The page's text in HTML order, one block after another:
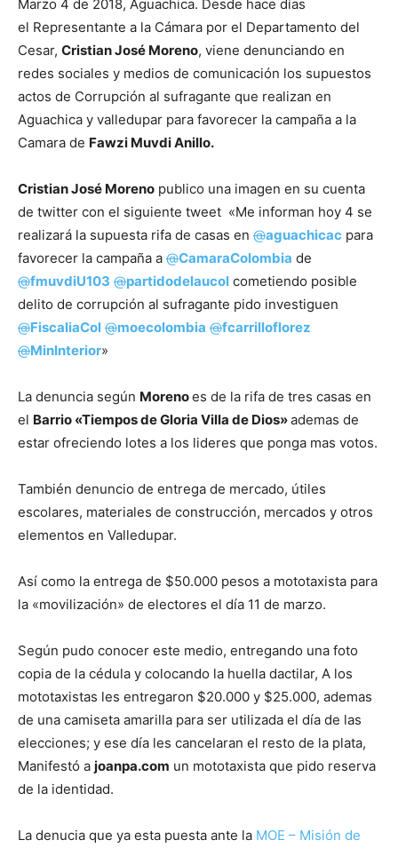
Marzo 4 de 2018, Aguachica. Desde hace días
el Representante a la Cámara por el Departamento del
Cesar, Cristian José Moreno, viene denunciando en
redes sociales y medios de comunicación los supuestos
actos de Corrupción al sufragante que realizan en
Aguachica y valledupar para favorecer la campaña a la
Camara de Fawzi Muvdi Anillo.
Cristian José Moreno publico una imagen en su cuenta
de twitter con el siguiente tweet «Me informan hoy 4 se
realizará la supuesta rifa de casas en @aguachicac para
favorecer la campaña a @CamaraColombia de
@fmuvdiU103 @partidodelaucol cometiendo posible
delito de corrupción al sufragante pido investiguen
@FiscaliaCol @moecolombia @fcarrilloflorez
@MinInterior»
La denuncia según Morenoes de la rifa de tres casas en
el Barrio «Tiempos de Gloria Villa de Dios»ademas de
estar ofreciendo lotes a los lideres que ponga mas votos.
También denuncio de entrega de mercado, útiles
escolares, materiales de construcción, mercados y otros
elementos en Valledupar.
Así como la entrega de $50.000 pesos a mototaxista para
la «movilización» de electores el día 11 de marzo.
Según pudo conocer este medio, entregando una foto
copia de la cédula y colocando la huella dactilar, A los
mototaxistas les entregaron $20.000 y $25.000, ademas
de una camiseta amarilla para ser utilizada el día de las
elecciones; y ese día les cancelaran el resto de la plata,
Manifestó a joanpa.com un mototaxista que pido reserva
de la identidad.
La denucia que ya esta puesta ante la MOE – Misión de